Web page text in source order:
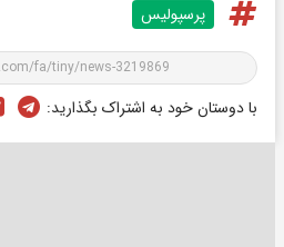
پرسپولیس
با دوستان خود به اشتراک بگذارید: